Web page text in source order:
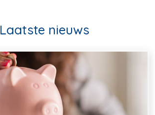
Laatste nieuws